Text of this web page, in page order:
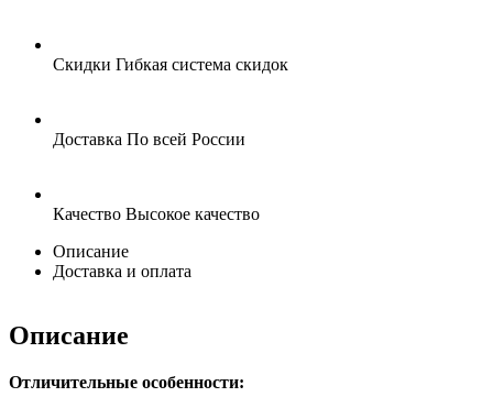
Скидки Гибкая система скидок
Доставка По всей России
Качество Высокое качество
Описание
Доставка и оплата
Описание
Отличительные особенности: